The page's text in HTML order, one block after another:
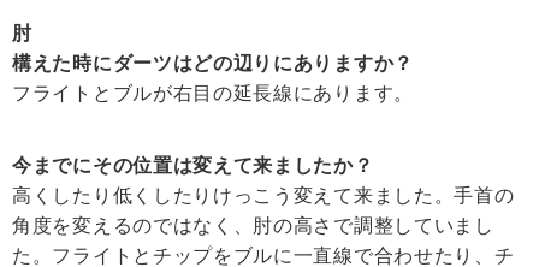
肘
構えた時にダーツはどの辺りにありますか？
フライトとブルが右目の延長線にあります。
今までにその位置は変えて来ましたか？
高くしたり低くしたりけっこう変えて来ました。手首の
角度を変えるのではなく、肘の高さで調整していまし
た。フライトとチップをブルに一直線で合わせたり、チ